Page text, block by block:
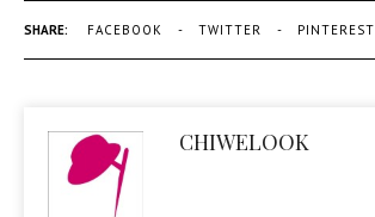
SHARE: FACEBOOK TWITTER PINTEREST
CHIWELOOK